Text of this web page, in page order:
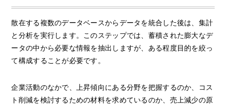
散在する複数のデータベースからデータを統合した後は、集計
と分析を実行します。このステップでは、蓄積された膨大なデ
ータの中から必要な情報を抽出しますが、ある程度目的を絞っ
て構成することが必要です。
企業活動のなかで、上昇傾向にある分野を把握するのか、コス
ト削減を検討するための材料を求めているのか、売上減少の原